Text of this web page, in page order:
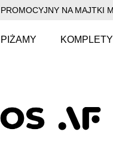
NA MAJTKI
PIŻAMY KOMPLETY